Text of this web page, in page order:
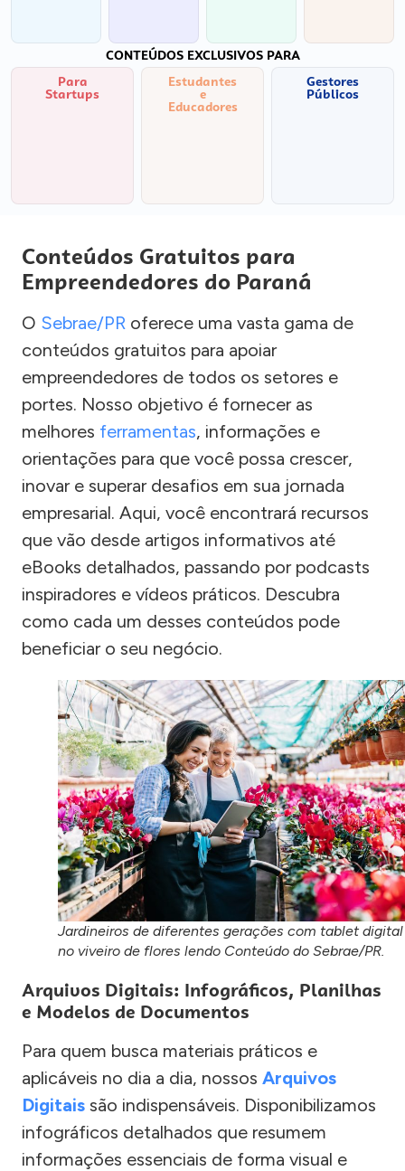
CONTEÚDOS EXCLUSIVOS PARA
Para
Startups
Estudantes
e
Educadores
Gestores
Públicos
Conteúdos Gratuitos para
Empreendedores do Paraná
O Sebrae/PR oferece uma vasta gama de
conteúdos gratuitos para apoiar
empreendedores de todos os setores e
portes. Nosso objetivo é fornecer as
melhores ferramentas, informações e
orientações para que você possa crescer,
inovar e superar desafios em sua jornada
empresarial. Aqui, você encontrará recursos
que vão desde artigos informativos até
eBooks detalhados, passando por podcasts
inspiradores e vídeos práticos. Descubra
como cada um desses conteúdos pode
beneficiar o seu negócio.
Jardineiros de diferentes gerações com tablet digital
no viveiro de flores lendo Conteúdo do Sebrae/PR.
Arquivos Digitais: Infográficos, Planilhas
e Modelos de Documentos
Para quem busca materiais práticos e
aplicáveis no dia a dia, nossos Arquivos
Digitais são indispensáveis. Disponibilizamos
infográficos detalhados que resumem
informações essenciais de forma visual e